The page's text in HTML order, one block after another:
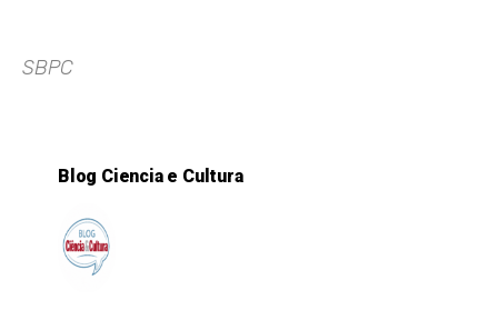
SBPC
Blog Ciencia e Cultura